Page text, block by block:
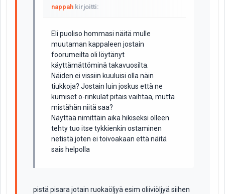
nappah kirjoitti:
Eli puoliso hommasi näitä mulle
muutaman kappaleen jostain
foorumeilta oli löytänyt
käyttämättöminä takavuosilta.
Näiden ei vissiin kuuluisi olla näin
tiukkoja? Jostain luin joskus että ne
kumiset o-rinkulat pitäis vaihtaa, mutta
mistähän niitä saa?
Näyttää nimittäin aika hikiseksi olleen
tehty tuo itse tykkienkin ostaminen
netistä joten ei toivoakaan että näitä
sais helpolla
pistä pisara jotain ruokaöljyä esim oliiviöljyä siihen